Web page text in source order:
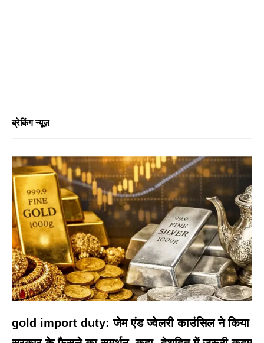
ब्रेकिंग न्यूज़
gold import duty: जेम एंड ज्वेलरी काउंसिल ने किया